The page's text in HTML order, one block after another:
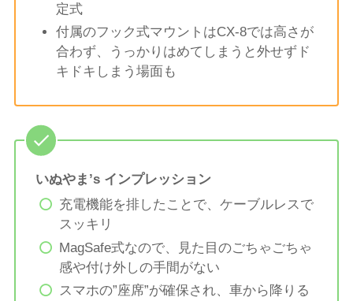
定式
付属のフック式マウントはCX-8では高さが
合わず、うっかりはめてしまうと外せずド
キドキしまう場面も
いぬやま’s インプレッション
充電機能を排したことで、ケーブルレスで
スッキリ
MagSafe式なので、見た目のごちゃごちゃ
感や付け外しの手間がない
スマホの”座席”が確保され、車から降りる